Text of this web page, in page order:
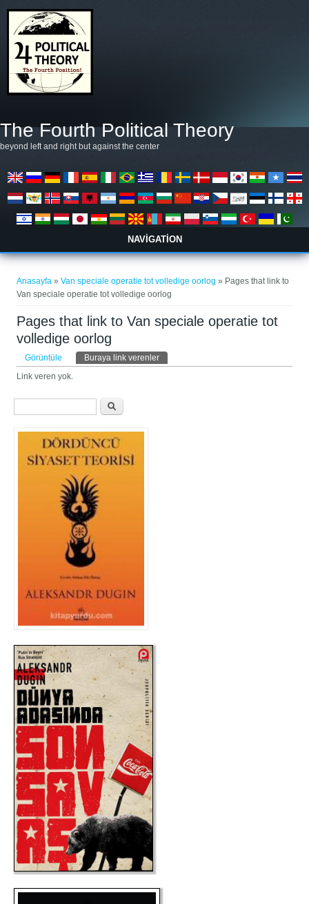
The Fourth Political Theory
beyond left and right but against the center
NAVIGATION
Anasayfa »Van speciale operatie tot volledige oorlog » Pages that link to
Van speciale operatie tot volledige oorlog
Pages that link to Van speciale operatie tot
volledige oorlog
Birincil sekmeler
Görüntüle Buraya link verenler
Link veren yok.
Arama formu